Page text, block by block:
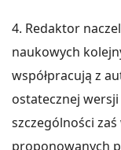
4. Redaktor
naukowych
współpracują z
ostatecznej
szczególności
proponowanych